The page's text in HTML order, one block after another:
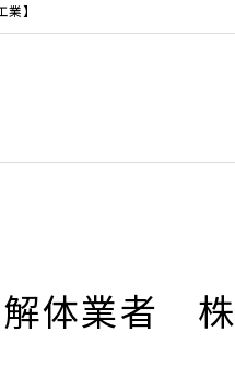
】
解体業者 株